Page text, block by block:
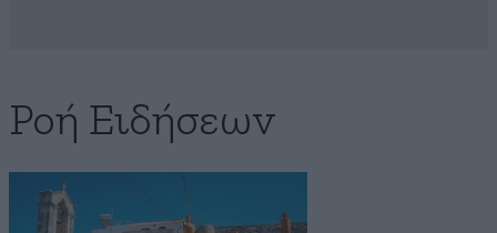
Ροή Ειδήσεων